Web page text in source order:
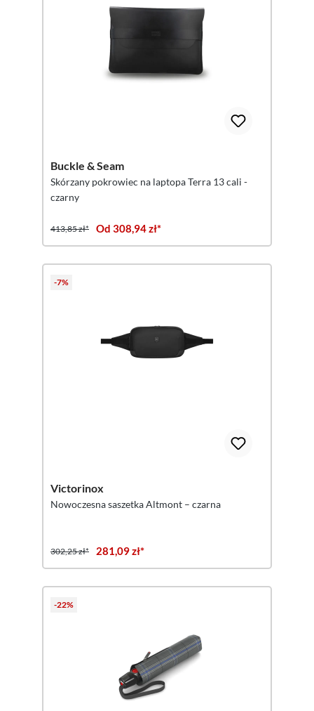
Buckle & Seam
Skórzany pokrowiec na laptopa Terra 13 cali -
czarny
413,85 zł* Od 308,94 zł*
-7%
Victorinox
Nowoczesna saszetka Altmont – czarna
302,25 zł* 281,09 zł*
-22%